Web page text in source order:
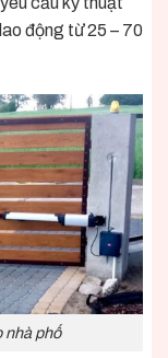
động từ 25 – 70
nhà phố